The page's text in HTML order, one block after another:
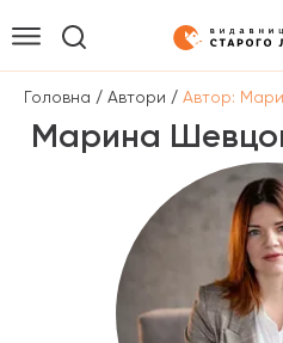
Головна / Автори / Автор:
Марина